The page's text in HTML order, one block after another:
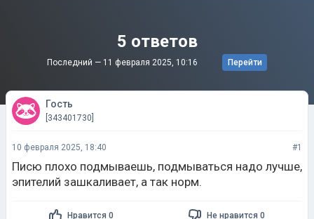
5 ответов
Последний — 11 февраля 2025, 10:16 Перейти
Гость
[343401730]
10 февраля 2025, 18:40 #1
Писю плохо подмываешь, подмываться надо лучше,
эпителий зашкаливает, а так норм.
Нравится 0 Не нравится 0